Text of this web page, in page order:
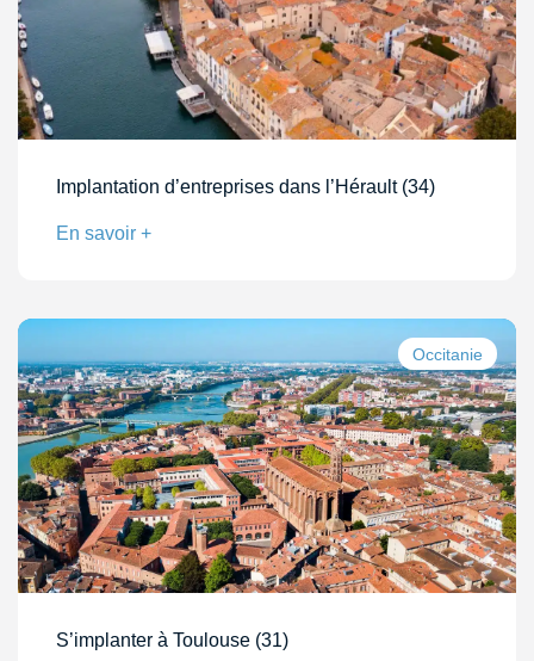
Implantation d’entreprises dans l’Hérault (34)
En savoir +
Occitanie
S’implanter à Toulouse (31)